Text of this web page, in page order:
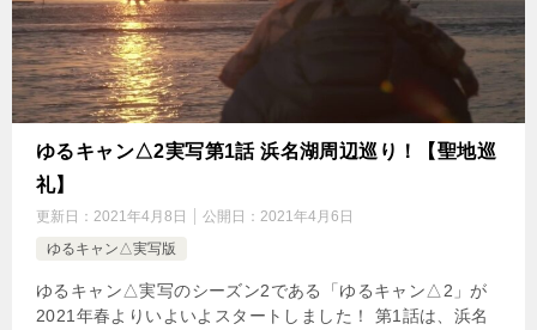
ゆるキャン△2実写第1話 浜名湖周辺巡り！【聖地巡
礼】
更新日： 2021年4月8日 公開日： 2021年4月6日
ゆるキャン△実写版
ゆるキャン△実写のシーズン2である「ゆるキャン△2」が
2021年春よりいよいよスタートしました！ 第1話は、浜名